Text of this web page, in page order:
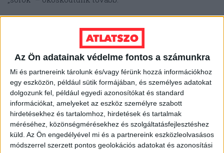
Az Ön adatainak védelme fontos a számunkra
Mi és partnereink tárolunk és/vagy férünk hozzá információkhoz
egy eszközön, például sütik formájában, és személyes adatokat
dolgozunk fel, például egyedi azonosítókat és standard
információkat, amelyeket az eszköz személyre szabott
hirdetésekhez és tartalomhoz, hirdetések és tartalmak
méréséhez, közönségmérésekhez és szolgáltatásfejlesztéshez
küld. Az Ön engedélyével mi és a partnereink eszközleolvasásos
módszerrel szerzett pontos geolokációs adatokat és azonosítási
sörmárkákat lehet találni némi keresgéléssel. Horizont
Sörök néven nincsen ugyan cég bejegyezve, a
horizontsorok.hu domaint egy Sörműves Kft. nevű
címen található, mint a HRZN-é, a budai Alkotás úton,
igaz, másik épületben.
A Sörműves Kft. tulajdonosi köre több ponton is átfedést
mutat a HRZN-ével: látjuk benne az ingatlanos ügyvédet,
Csíkot, Mendelényi és Bozó cégét. Mások mellett
Sörműves-tulajdonos Korom Norbert is. Ő a Magyar